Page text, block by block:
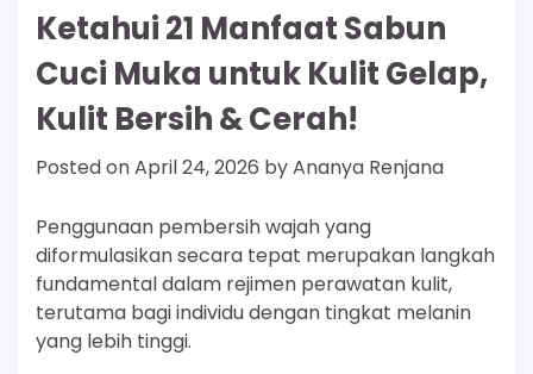
Ketahui 21 Manfaat Sabun
Cuci Muka untuk Kulit Gelap,
Kulit Bersih & Cerah!
Posted onApril 24, 2026 byAnanya Renjana
Penggunaan pembersih wajah yang
diformulasikan secara tepat merupakan langkah
fundamental dalam rejimen perawatan kulit,
terutama bagi individu dengan tingkat melanin
yang lebih tinggi.